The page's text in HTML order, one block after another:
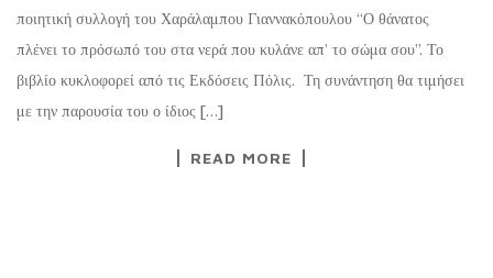
ποιητική συλλογή του Χαράλαμπου Γιαννακόπουλου “Ο θάνατος
πλένει το πρόσωπό του στα νερά που κυλάνε απ’ το σώμα σου”. Το
βιβλίο κυκλοφορεί από τις Εκδόσεις Πόλις. Τη συνάντηση θα τιμήσει
με την παρουσία του ο ίδιος […]
READ MORE